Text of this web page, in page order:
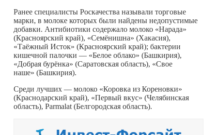
Ранее специалисты Роскачества называли торговые
марки, в молоке которых были найдены недопустимые
добавки. Антибиотики содержало молоко «Нарада»
(Красноярский край), «Семёнишна» (Хакасия),
«Таёжный Исток» (Красноярский край); бактерии
кишечной палочки — «Белое облако» (Башкирия),
«Добрая бурёнка» (Саратовская область), «Свое
наше» (Башкирия).
Среди лучших — молоко «Коровка из Кореновки»
(Краснодарский край), «Первый вкус» (Челябинская
область), Parmalat (Белгородская область).